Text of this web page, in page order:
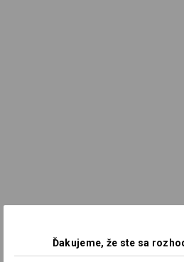
Ďakujeme, že ste sa